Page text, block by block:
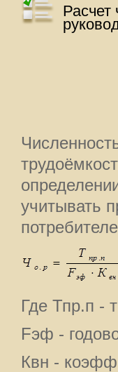
Расчет
учитывать
Где Тпр.п -
Fэф -
Квн -